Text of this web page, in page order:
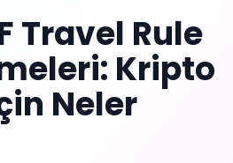
Travel Rule
Kripto
Neler